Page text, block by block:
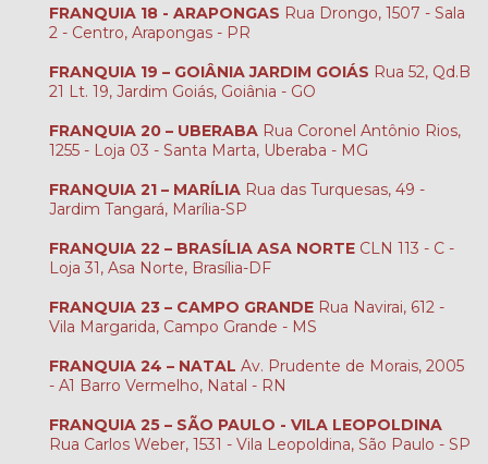
FRANQUIA 18 - ARAPONGAS Rua Drongo, 1507 - Sala
2 - Centro, Arapongas - PR
FRANQUIA 19 – GOIÂNIA JARDIM GOIÁS Rua 52, Qd.B
21 Lt. 19, Jardim Goiás, Goiânia - GO
FRANQUIA 20 – UBERABA Rua Coronel Antônio Rios,
1255 - Loja 03 - Santa Marta, Uberaba - MG
FRANQUIA 21 – MARÍLIA Rua das Turquesas, 49 -
Jardim Tangará, Marília-SP
FRANQUIA 22 – BRASÍLIA ASA NORTE CLN 113 - C -
Loja 31, Asa Norte, Brasília-DF
FRANQUIA 23 – CAMPO GRANDE Rua Navirai, 612 -
Vila Margarida, Campo Grande - MS
FRANQUIA 24 – NATAL Av. Prudente de Morais, 2005
- A1 Barro Vermelho, Natal - RN
FRANQUIA 25 – SÃO PAULO - VILA LEOPOLDINA
Rua Carlos Weber, 1531 - Vila Leopoldina, São Paulo - SP